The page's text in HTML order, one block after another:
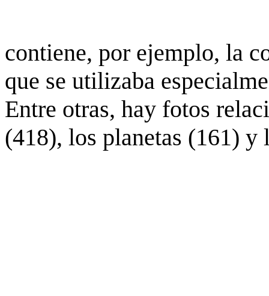
contiene, por ejemplo, la
que se utilizaba
Entre otras, hay fotos
(418), los planetas (161) y